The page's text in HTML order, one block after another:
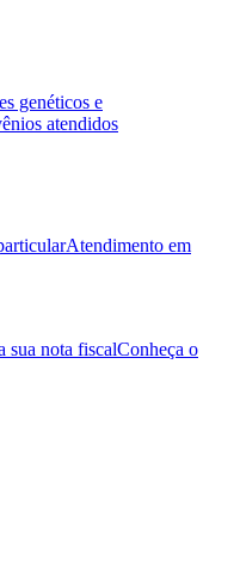
genéticos e
atendidos
Atendimento em
sua nota fiscalConheça o